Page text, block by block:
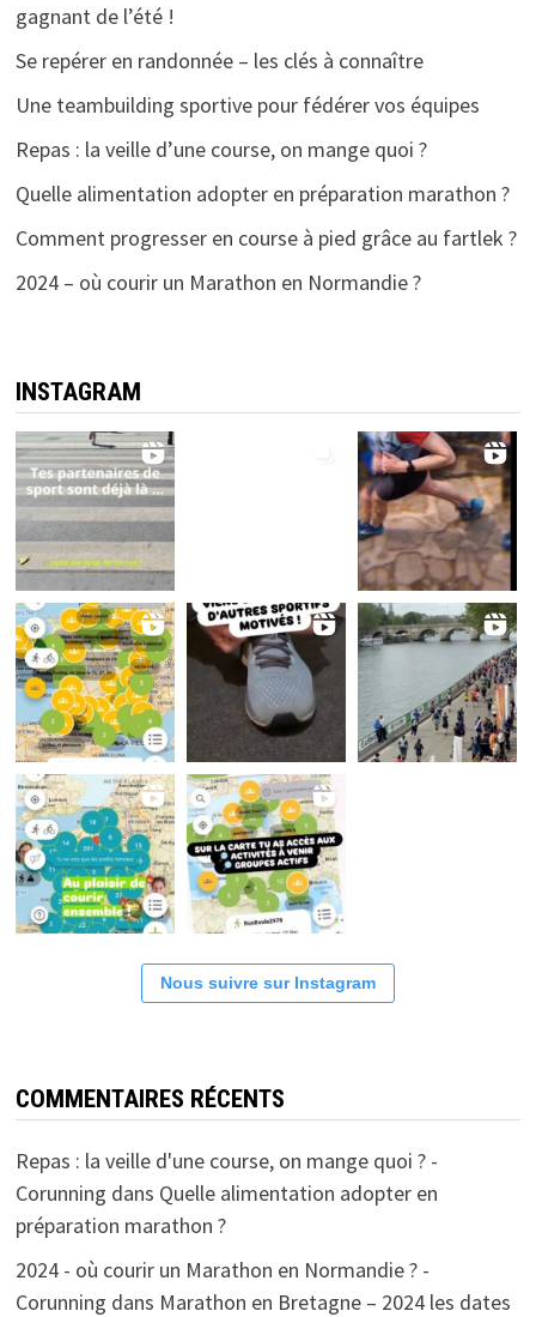
gagnant de l’été !
Se repérer en randonnée – les clés à connaître
Une teambuilding sportive pour fédérer vos équipes
Repas : la veille d’une course, on mange quoi ?
Quelle alimentation adopter en préparation marathon ?
Comment progresser en course à pied grâce au fartlek ?
2024 – où courir un Marathon en Normandie ?
INSTAGRAM
Nous suivre sur Instagram
COMMENTAIRES RÉCENTS
Repas : la veille d'une course, on mange quoi ? -
Corunning dans Quelle alimentation adopter en
préparation marathon ?
2024 - où courir un Marathon en Normandie ? -
Corunning dans Marathon en Bretagne – 2024 les dates